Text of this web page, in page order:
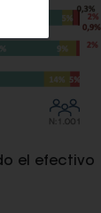
el efectivo